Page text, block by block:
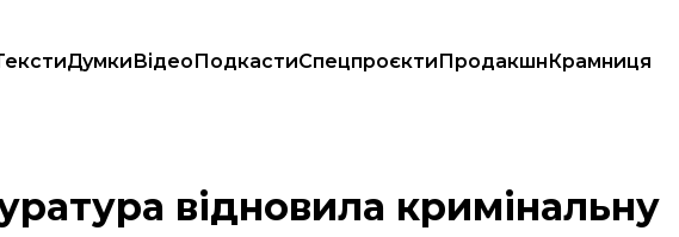
ДумкиВідеоПодкастиСпецпроєктиПродакшнКрамниця
справу проти Коломойського
відновила кримінальну